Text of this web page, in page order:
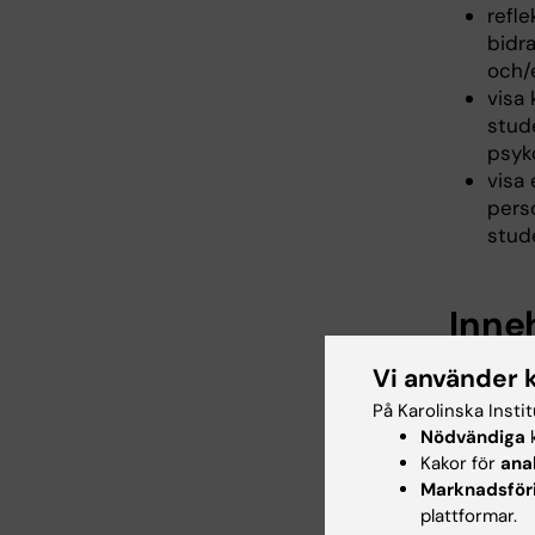
och/
visa
visa
Kursen
I
Vi använder
På Karolinska
Nödvändiga
Kakor för
plattformar.